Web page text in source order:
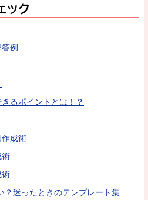
ック
例
るポイントとは！？
成術
術
術
？迷ったときのテンプレート集